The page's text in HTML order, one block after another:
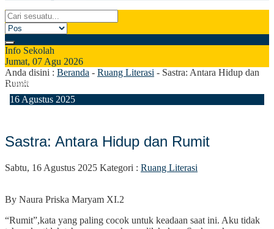
Info Sekolah
Jumat, 07 Agu 2026
Mengucapkan "Selamat Memperingati Hari Pendidikan
Anda disini : Beranda - Ruang Literasi - Sastra: Antara Hidup dan
Rumit
16 Agustus 2025
Sastra: Antara Hidup dan Rumit
Sabtu, 16 Agustus 2025 Kategori : Ruang Literasi
By Naura Priska Maryam XI.2
“Rumit”,kata yang paling cocok untuk keadaan saat ini. Aku tidak